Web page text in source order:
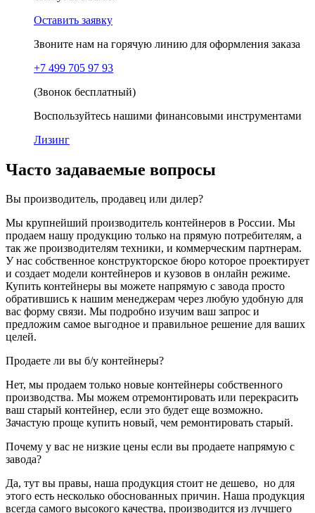
Оставить заявку
Звоните нам на горячую линию для оформления заказа
+7 499 705 97 93
(Звонок бесплатный)
Воспользуйтесь нашими финансовыми инструментами
Лизинг
Часто задаваемые вопросы
Вы производитель, продавец или дилер?
Мы крупнейший производитель контейнеров в России. Мы
продаем нашу продукцию только на прямую потребителям, а
так же производителям техники, и коммерческим партнерам.
У нас собственное конструкторское бюро которое проектирует
и создает модели контейнеров и кузовов в онлайн режиме.
Купить контейнеры вы можете напрямую с завода просто
обратившись к нашим менеджерам через любую удобную для
вас форму связи. Мы подробно изучим ваш запрос и
предложим самое выгодное и правильное решение для ваших
целей.
Продаете ли вы б/у контейнеры?
Нет, мы продаем только новые контейнеры собственного
производства. Мы можем отремонтировать или перекрасить
ваш старый контейнер, если это будет еще возможно.
Зачастую проще купить новый, чем ремонтировать старый.
Почему у вас не низкие цены если вы продаете напрямую с
завода?
Да, тут вы правы, наша продукция стоит не дешево, но для
этого есть несколько обоснованных причин. Наша продукция
всегда самого высокого качества, производится из лучшего